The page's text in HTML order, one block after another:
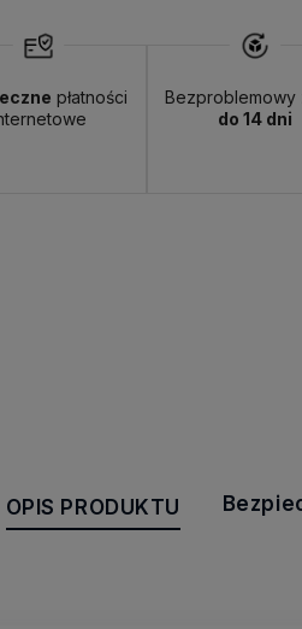
płatności
Bezproblemowy
do 14 dni
OPIS PRODUKTU